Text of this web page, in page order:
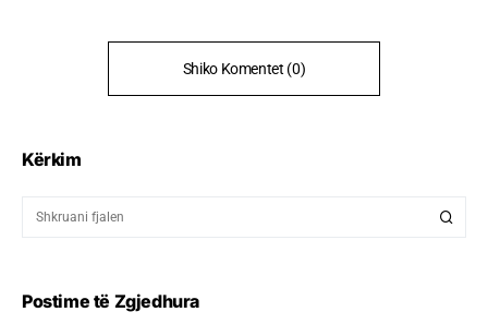
Shiko Komentet (0)
Kërkim
Postime të Zgjedhura